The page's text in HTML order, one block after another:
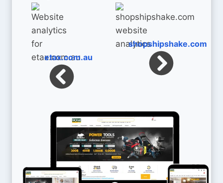
etax.com.au
shopshipshake.com